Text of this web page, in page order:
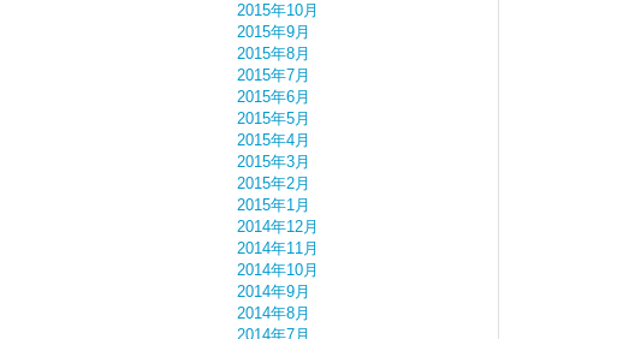
2015年10月
2015年9月
2015年8月
2015年7月
2015年6月
2015年5月
2015年4月
2015年3月
2015年2月
2015年1月
2014年12月
2014年11月
2014年10月
2014年9月
2014年8月
2014年7月